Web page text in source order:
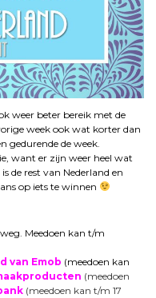
weer beter bereik met de
week ook wat korter dan
gedurende de week.
want er zijn weer heel wat
de rest van Nederland en
op iets te winnen
weg. Meedoen kan t/m
van Emob (meedoen kan
(meedoen
(meedoen kan t/m 17